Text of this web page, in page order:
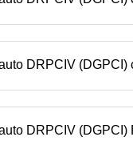
DRPCIV (DGPCI)
DRPCIV